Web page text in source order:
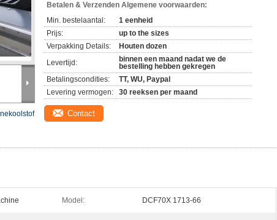
Betalen & Verzenden Algemene voorwaarden:
Min. bestelaantal:
1 eenheid
Prijs:
up to the sizes
Verpakking Details:
Houten dozen
Levertijd:
binnen een maand nadat we de
bestelling hebben gekregen
Betalingscondities:
TT, WU, Paypal
Levering vermogen:
30 reeksen per maand
Contact
Model: DCF70X 1713-66